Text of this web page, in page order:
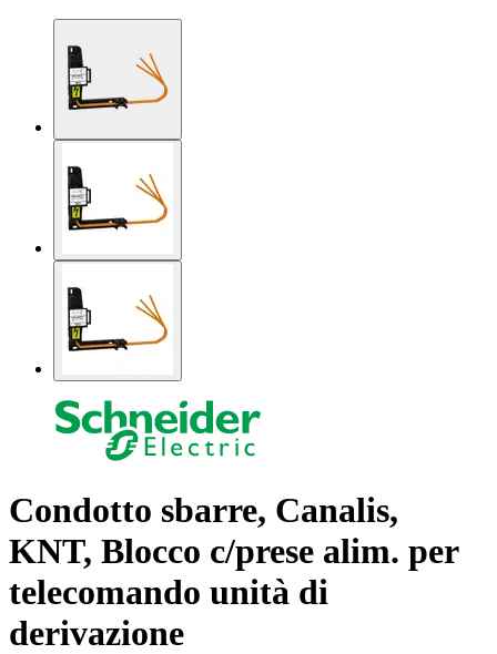
Condotto sbarre, Canalis,
KNT, Blocco c/prese alim. per
telecomando unità di
derivazione